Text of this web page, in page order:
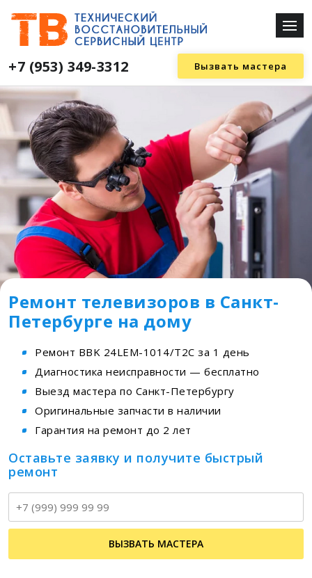
+7 (953) 349-3312 Вызвать мастера
Ремонт телевизоров в Санкт-
Петербурге на дому
Ремонт BBK 24LEM-1014/T2C за 1 день
Диагностика неисправности — бесплатно
Выезд мастера по Санкт-Петербургу
Оригинальные запчасти в наличии
Гарантия на ремонт до 2 лет
Оставьте заявку и получите быстрый
ремонт
ВЫЗВАТЬ МАСТЕРА